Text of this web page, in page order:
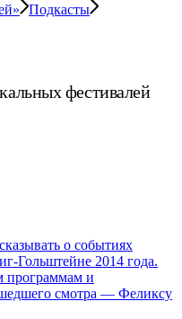
Подкасты
фестивалей
о событиях
Гольштейне 2014 года.
программам и
смотра — Феликсу